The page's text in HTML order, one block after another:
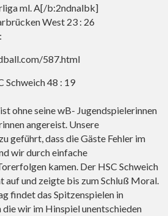
ml. A[/b:2ndnalbk]
West 23 : 26
587.html
Schweich 48 : 19
ohne seine wB- Jugendspielerinnen
angereist. Unsere
geführt, dass die Gäste Fehler im
wir durch einfache
kamen. Der HSC Schweich
auf und zeigte bis zum Schluß Moral.
findet das Spitzenspielen in
wir im Hinspiel unentschieden